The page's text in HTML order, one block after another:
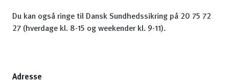
Du kan også ringe til Dansk Sundhedssikring på 20 75 72
27 (hverdage kl. 8-15 og weekender kl. 9-11).
Adresse